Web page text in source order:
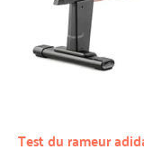
Test du rameur